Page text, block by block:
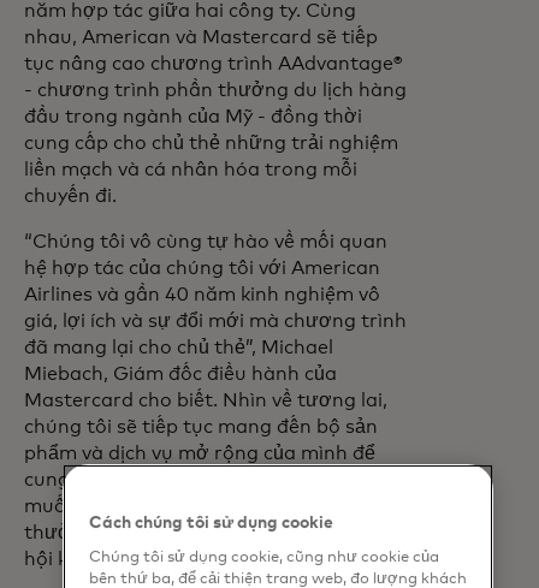
năm hợp tác giữa hai công ty. Cùng
nhau, American và Mastercard sẽ tiếp
tục nâng cao chương trình AAdvantage®
- chương trình phần thưởng du lịch hàng
đầu trong ngành của Mỹ - đồng thời
cung cấp cho chủ thẻ những trải nghiệm
liền mạch và cá nhân hóa trong mỗi
chuyến đi.
“Chúng tôi vô cùng tự hào về mối quan
hệ hợp tác của chúng tôi với American
Airlines và gần 40 năm kinh nghiệm vô
giá, lợi ích và sự đổi mới mà chương trình
đã mang lại cho chủ thẻ”, Michael
Miebach, Giám đốc điều hành của
Mastercard cho biết. Nhìn về tương lai,
chúng tôi sẽ tiếp tục mang đến bộ sản
phẩm và dịch vụ mở rộng của mình để
cung cấp những gì các thành viên thẻ
muốn: ưu đãi được cá nhân hóa, phần
thưởng có giá trị, bảo vệ gian lận và cơ
hội khám phá niềm đam mê của họ.
Cách chúng tôi sử dụng cookie
Chúng tôi sử dụng cookie, cũng như cookie của
bên thứ ba, để cải thiện trang web, đo lượng khách